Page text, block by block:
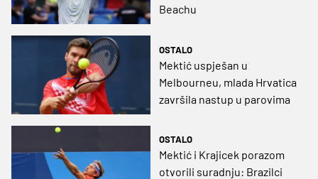
Beachu
OSTALO
Mektić uspješan u
Melbourneu, mlada Hrvatica
završila nastup u parovima
OSTALO
Mektić i Krajicek porazom
otvorili suradnju: Brazilci